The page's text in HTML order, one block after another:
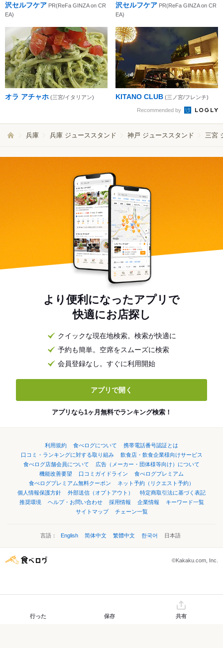
沢セルフケア PR(ReFa GINZA on CR
EA)
沢セルフケア PR(ReFa GINZA on CR
EA)
オラ アチャホ (三宮/イタリアン) KITANO CLUB (三ノ宮/フレンチ)
Recommended by
兵庫 兵庫 ジューススタンド 神戸 ジューススタンド 三宮
より便利になったアプリで
快適にお店探し
クイックな現在地検索。検索が快適に
予約も簡単。空席をスムーズに検索
会員登録なし。すぐに利用開始
アプリで開く
アプリなら1ヶ月無料でランキング検索！
利用規約 食べログについて
携帯電話番号認証とは
口コミ・ランキングに対する取り組み
飲食店・飲食企業様向けサービス
食べログ店舗会員について
広告（メーカー・団体様等向け）について
機能改善要望
口コミガイドライン
食べログプレミアム
食べログプレミアム無料クーポン
ネット予約（リクエスト予約）
個人情報保護方針
外部送信（オプトアウト）
特定商取引法に基づく表記
推奨環境
ヘルプ・お問い合わせ 採用情報 企業情報
キーワード一覧
サイトマップ
チェーン一覧
言語： English 简体中文 繁體中文 한국어 日本語
©Kakaku.com, Inc.
行った 保存 共有